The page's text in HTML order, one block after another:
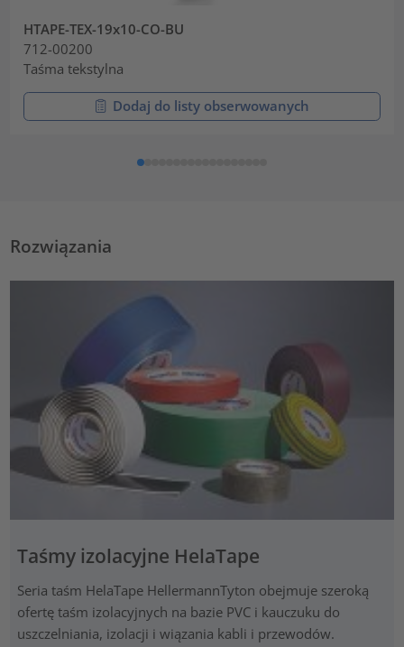
HTAPE-TEX-19x10-CO-BU
712-00200
Taśma tekstylna
Dodaj do listy obserwowanych
Rozwiązania
Taśmy izolacyjne HelaTape
Seria taśm HelaTape HellermannTyton obejmuje szeroką
ofertę taśm izolacyjnych na bazie PVC i kauczuku do
uszczelniania, izolacji i wiązania kabli i przewodów.